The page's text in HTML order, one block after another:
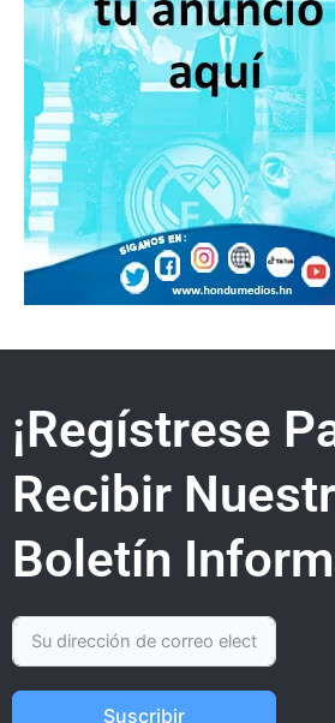
¡Regístrese
Recibir
Boletín
Suscribir